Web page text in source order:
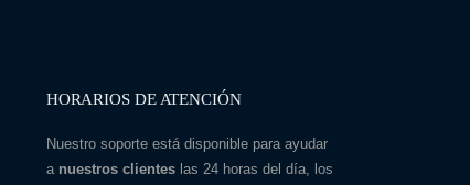
HORARIOS DE ATENCIÓN
Nuestro soporte está disponible para ayudar
a nuestros clienteslas 24 horas del día, los